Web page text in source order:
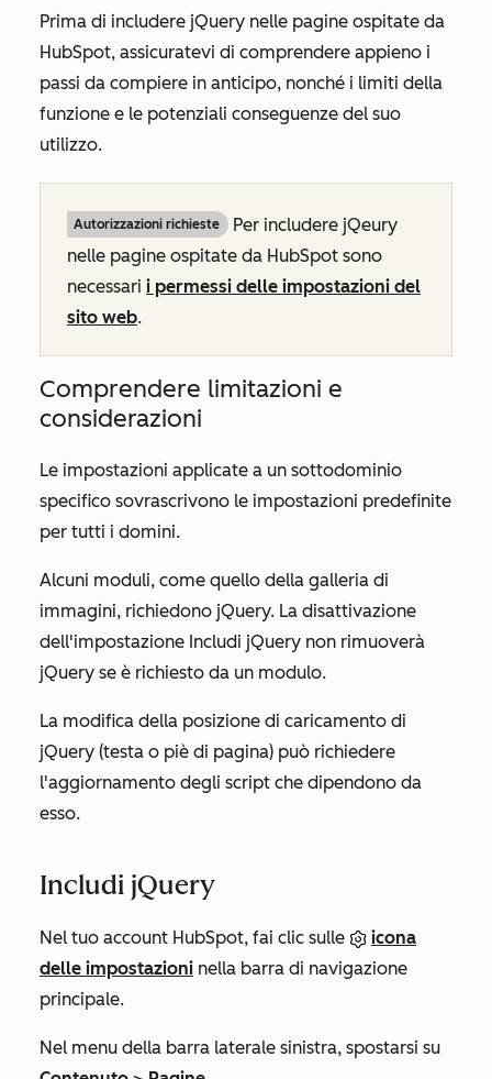
Prima di includere jQuery nelle pagine ospitate da
HubSpot, assicuratevi di comprendere appieno i
passi da compiere in anticipo, nonché i limiti della
funzione e le potenziali conseguenze del suo
utilizzo.
Autorizzazioni richieste
Per includere jQeury
nelle pagine ospitate da HubSpot sono
necessari i permessi delle impostazioni del
sito web.
Comprendere limitazioni e
considerazioni
Le impostazioni applicate a un sottodominio
specifico sovrascrivono le impostazioni predefinite
per tutti i domini.
Alcuni moduli, come quello della galleria di
immagini, richiedono jQuery. La disattivazione
dell'impostazione Includi jQuery non rimuoverà
jQuery se è richiesto da un modulo.
La modifica della posizione di caricamento di
jQuery (testa o piè di pagina) può richiedere
l'aggiornamento degli script che dipendono da
esso.
Includi jQuery
Nel tuo account HubSpot, fai clic sulle
icona
delle impostazioni nella barra di navigazione
principale.
Nel menu della barra laterale sinistra, spostarsi su